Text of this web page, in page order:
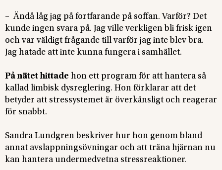
– Ändå låg jag på fortfarande på soffan. Varför? Det
kunde ingen svara på. Jag ville verkligen bli frisk igen
och var väldigt frågande till varför jag inte blev bra.
Jag hatade att inte kunna fungera i samhället.
På nätet hittade hon ett program för att hantera så
kallad limbisk dysreglering. Hon förklarar att det
betyder att stressystemet är överkänsligt och reagerar
för snabbt.
Sandra Lundgren beskriver hur hon genom bland
annat avslappningsövningar och att träna hjärnan nu
kan hantera undermedvetna stressreaktioner.